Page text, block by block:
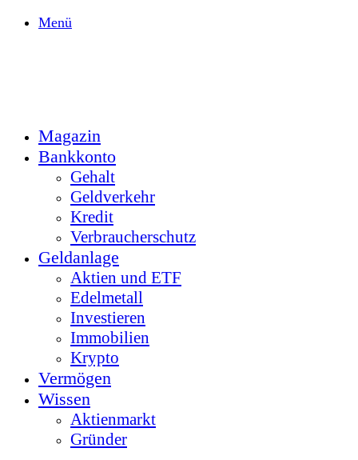
Menü
Magazin
Bankkonto
Gehalt
Geldverkehr
Kredit
Verbraucherschutz
Geldanlage
Aktien und ETF
Edelmetall
Investieren
Immobilien
Krypto
Vermögen
Wissen
Aktienmarkt
Gründer